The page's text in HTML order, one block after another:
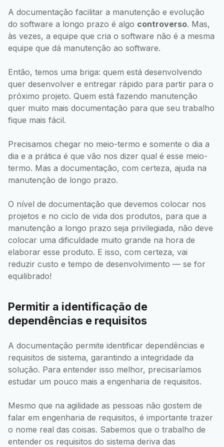
A documentação facilitar a manutenção e evolução
do software a longo prazo é algo controverso. Mas,
às vezes, a equipe que cria o software não é a mesma
equipe que dá manutenção ao software.
Então, temos uma briga: quem está desenvolvendo
quer desenvolver e entregar rápido para partir para o
próximo projeto. Quem está fazendo manutenção
quer muito mais documentação para que seu trabalho
fique mais fácil.
Precisamos chegar no meio-termo e somente o dia a
dia e a prática é que vão nos dizer qual é esse meio-
termo. Mas a documentação, com certeza, ajuda na
manutenção de longo prazo.
O nível de documentação que devemos colocar nos
projetos e no ciclo de vida dos produtos, para que a
manutenção a longo prazo seja privilegiada, não deve
colocar uma dificuldade muito grande na hora de
elaborar esse produto. E isso, com certeza, vai
reduzir custo e tempo de desenvolvimento — se for
equilibrado!
Permitir a identificação de
dependências e requisitos
A documentação permite identificar dependências e
requisitos de sistema, garantindo a integridade da
solução. Para entender isso melhor, precisaríamos
estudar um pouco mais a engenharia de requisitos.
Mesmo que na agilidade as pessoas não gostem de
falar em engenharia de requisitos, é importante trazer
o nome real das coisas. Sabemos que o trabalho de
entender os requisitos do sistema deriva das